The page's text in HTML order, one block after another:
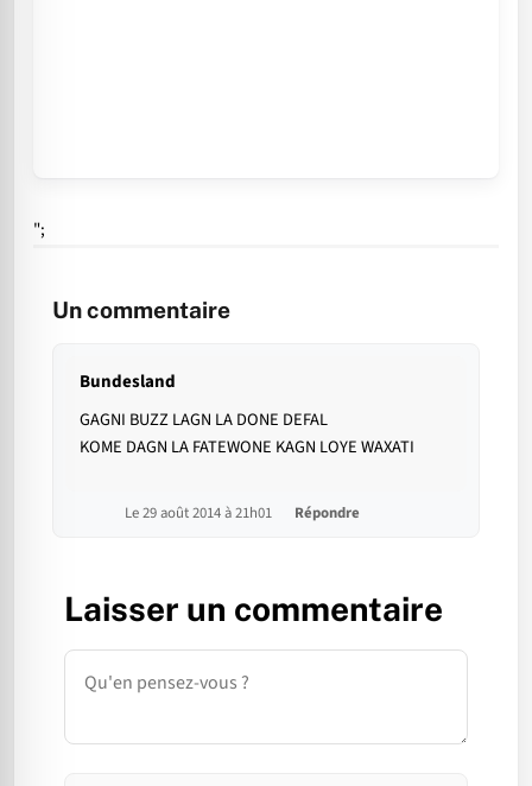
";
Un commentaire
Bundesland
GAGNI BUZZ LAGN LA DONE DEFAL
KOME DAGN LA FATEWONE KAGN LOYE WAXATI
Le 29 août 2014 à 21h01 Répondre
Laisser un commentaire
Commentaire